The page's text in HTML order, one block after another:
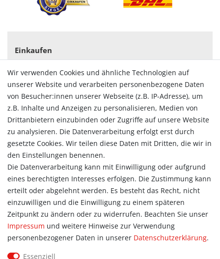
Einkaufen
Zahlungsarten
Versandarten & -kosten
Widerrufsrecht
Vertrag widerrufen
Konto
Login
Registrieren
Warenkorb
Zur Kasse
Allgemein
Kontakt
Datenschutzerklärung
AGB
Impressum
Wir verwenden Cookies und ähnliche Technologien auf
unserer Website und verarbeiten personenbezogene Daten
von Besucher:innen unserer Webseite (z.B. IP-Adresse), um
z.B. Inhalte und Anzeigen zu personalisieren, Medien von
Drittanbietern einzubinden oder Zugriffe auf unsere Website
zu analysieren. Die Datenverarbeitung erfolgt erst durch
gesetzte Cookies. Wir teilen diese Daten mit Dritten, die wir in
den Einstellungen benennen.
Die Datenverarbeitung kann mit Einwilligung oder aufgrund
eines berechtigten Interesses erfolgen. Die Zustimmung kann
erteilt oder abgelehnt werden. Es besteht das Recht, nicht
einzuwilligen und die Einwilligung zu einem späteren
Zeitpunkt zu ändern oder zu widerrufen. Beachten Sie unser
Impressum und weitere Hinweise zur Verwendung
personenbezogener Daten in unserer Daten­schutz­erklärung.
Essenziell